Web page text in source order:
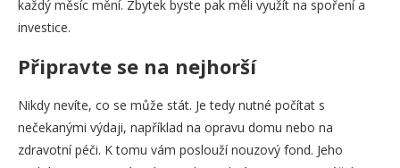
každý měsíc mění. Zbytek byste pak měli využít na spoření a
investice.
Připravte se na nejhorší
Nikdy nevíte, co se může stát. Je tedy nutné počítat s
nečekanými výdaji, například na opravu domu nebo na
zdravotní péči. K tomu vám poslouží nouzový fond. Jeho